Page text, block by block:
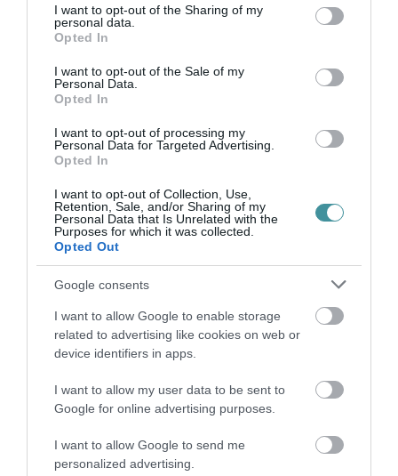
not limited to your visit or usage behaviour. You may click to
grant or deny consent to Google and its third-party tags to
use your data for below specified purposes in below Google
consent section.
I want to opt-out of the Sharing of my
personal data.
Opted In
I want to opt-out of the Sale of my
Personal Data.
Opted In
I want to opt-out of processing my
Personal Data for Targeted Advertising.
Opted In
I want to opt-out of Collection, Use,
Retention, Sale, and/or Sharing of my
Personal Data that Is Unrelated with the
Purposes for which it was collected.
Opted Out
Google consents
I want to allow Google to enable storage
related to advertising like cookies on web or
device identifiers in apps.
I want to allow my user data to be sent to
Google for online advertising purposes.
I want to allow Google to send me
personalized advertising.
VISSZA A FŐOLDALRA
Legfrissebb híreink
TELJESEN ÚJRAINDUL A P...
2026. augusztus 07 Mindenki ügye
TANULJ NÉMETÜL OTTHONRÓL: A
2026. augusztus 07|Promóció
ÚJRAINDULNAK A KORÁBBAN